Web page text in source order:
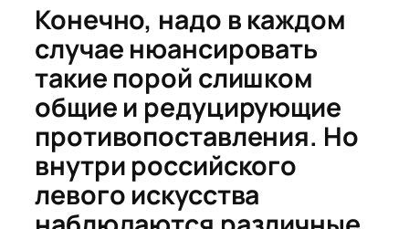
Конечно, надо в каждом
случае нюансировать
такие порой слишком
общие и редуцирующие
противопоставления. Но
внутри российского
левого искусства